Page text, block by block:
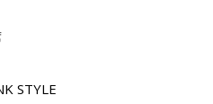
STYLE